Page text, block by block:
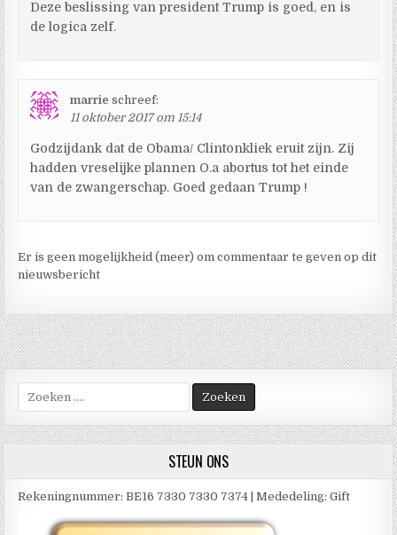
Deze beslissing van president Trump is goed, en is
de logica zelf.
marrie schreef:
11 oktober 2017 om 15:14
Godzijdank dat de Obama/ Clintonkliek eruit zijn. Zij
hadden vreselijke plannen O.a abortus tot het einde
van de zwangerschap. Goed gedaan Trump !
Er is geen mogelijkheid (meer) om commentaar te geven op dit
nieuwsbericht
naar:
STEUN ONS
Rekeningnummer: BE16 7330 7330 7374 | Mededeling: Gift